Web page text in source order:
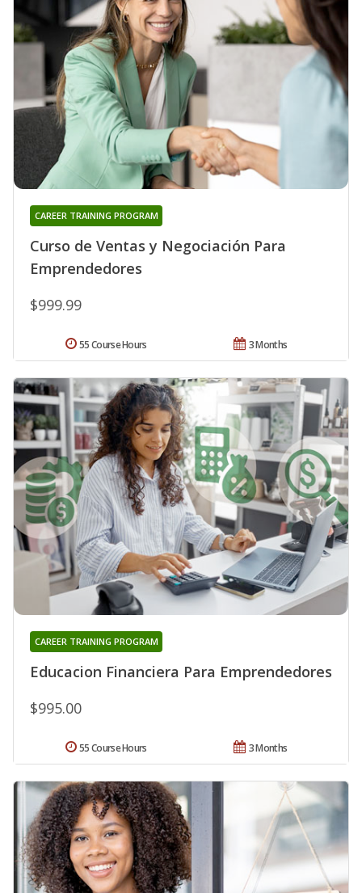
Curso de Ventas y Negociación Para
Emprendedores
CAREER TRAINING PROGRAM
$999.99
3 Months
55 Course Hours
Educacion Financiera Para Emprendedores
CAREER TRAINING PROGRAM
$995.00
3 Months
55 Course Hours